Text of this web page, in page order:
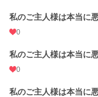
私のご主人様は本当に
0
私のご主人様は本当に
0
私のご主人様は本当に